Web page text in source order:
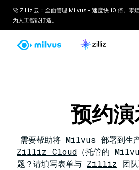
🚀 Zilliz 云：全面管理 Milvus - 速度快 10 倍。零
为人工智能打造。
预约
需要帮助将 Milvus 部署到生
Zilliz Cloud （托管的
题？请填写表单与 Zilliz 团